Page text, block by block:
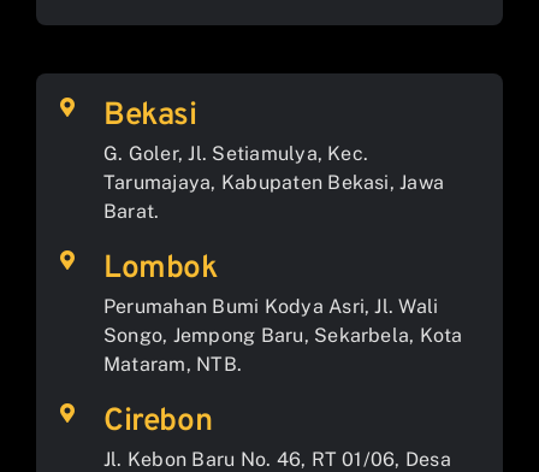
Bekasi
G. Goler, Jl. Setiamulya, Kec.
Tarumajaya, Kabupaten Bekasi, Jawa
Barat.
Lombok
Perumahan Bumi Kodya Asri, Jl. Wali
Songo, Jempong Baru, Sekarbela, Kota
Mataram, NTB.
Cirebon
Jl. Kebon Baru No. 46, RT 01/06, Desa